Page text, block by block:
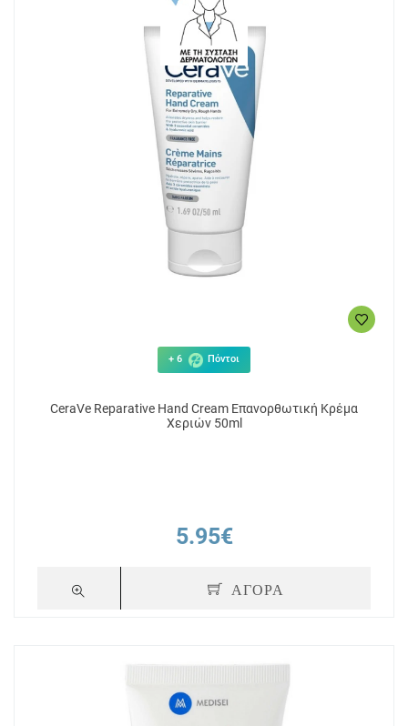
+ 6 Πόντοι
CeraVe Reparative Hand Cream Επανορθωτική Κρέμα
Χεριών 50ml
5.95€
ΑΓΟΡΑ